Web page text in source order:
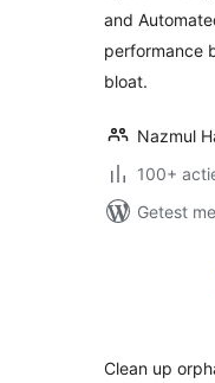
and
performance
bloat.
Nazmul
100+
Getest
Clean up